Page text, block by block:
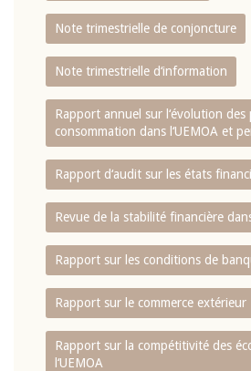
Note trimestrielle de conjoncture
Note trimestrielle d‘information
Rapport annuel sur l‘évolution des
consommation dans l‘UEMOA et
Rapport d‘audit sur les états
Revue de la stabilité financière
Rapport sur les conditions de
Rapport sur le commerce extérieur
Rapport sur la compétitivité des
l‘UEMOA